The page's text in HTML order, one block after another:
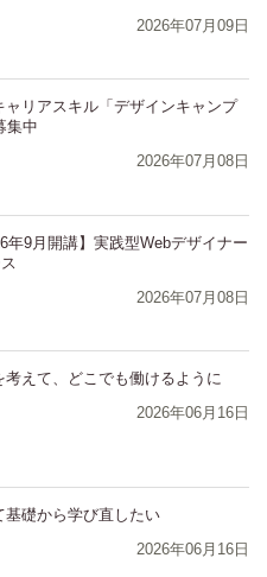
2026年07月09日
ャリアスキル「デザインキャンプ
集中
2026年07月08日
年9月開講】実践型Webデザイナー
2026年07月08日
考えて、どこでも働けるように
2026年06月16日
基礎から学び直したい
2026年06月16日